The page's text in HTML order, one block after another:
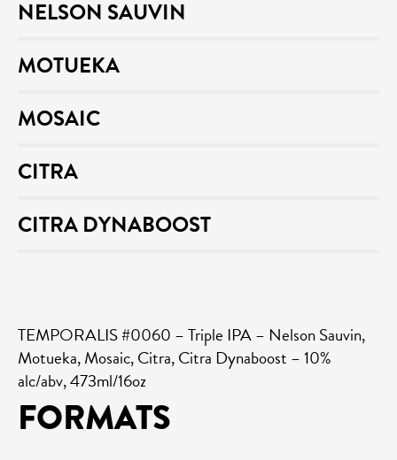
NELSON SAUVIN
MOTUEKA
MOSAIC
CITRA
CITRA DYNABOOST
TEMPORALIS #0060 – Triple IPA – Nelson Sauvin,
Motueka, Mosaic, Citra, Citra Dynaboost – 10%
alc/abv, 473ml/16oz
FORMATS